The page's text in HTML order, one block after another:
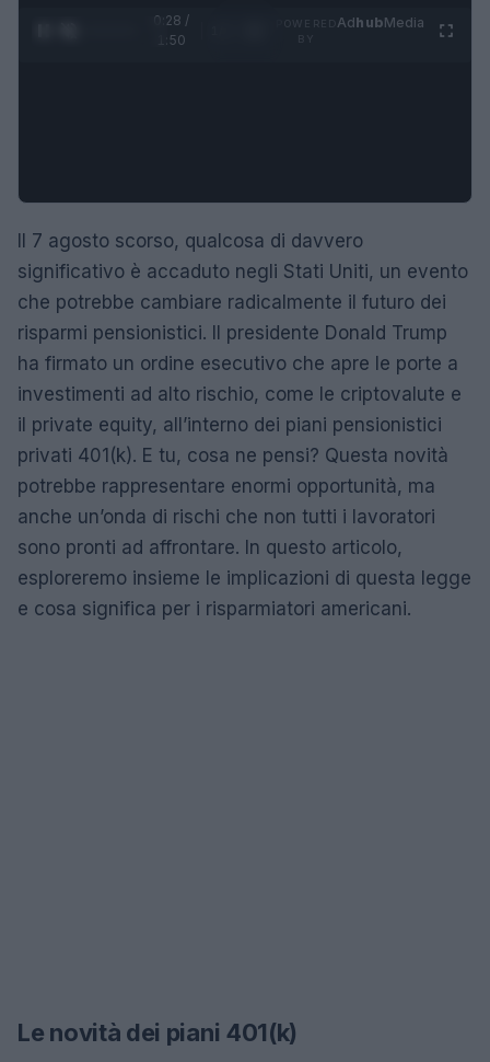
0:29 /
1:50
AdhubMedia
Il 7 agosto scorso, qualcosa di davvero
significativo è accaduto negli Stati Uniti, un evento
che potrebbe cambiare radicalmente il futuro dei
risparmi pensionistici. Il presidente Donald Trump
ha firmato un ordine esecutivo che apre le porte a
investimenti ad alto rischio, come le criptovalute e
il private equity, all’interno dei piani pensionistici
privati 401(k). E tu, cosa ne pensi? Questa novità
potrebbe rappresentare enormi opportunità, ma
anche un’onda di rischi che non tutti i lavoratori
sono pronti ad affrontare. In questo articolo,
esploreremo insieme le implicazioni di questa legge
e cosa significa per i risparmiatori americani.
Le novità dei piani 401(k)